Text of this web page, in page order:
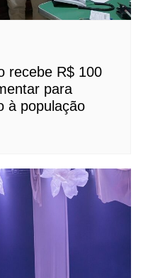
recebe R$ 100
para
à população